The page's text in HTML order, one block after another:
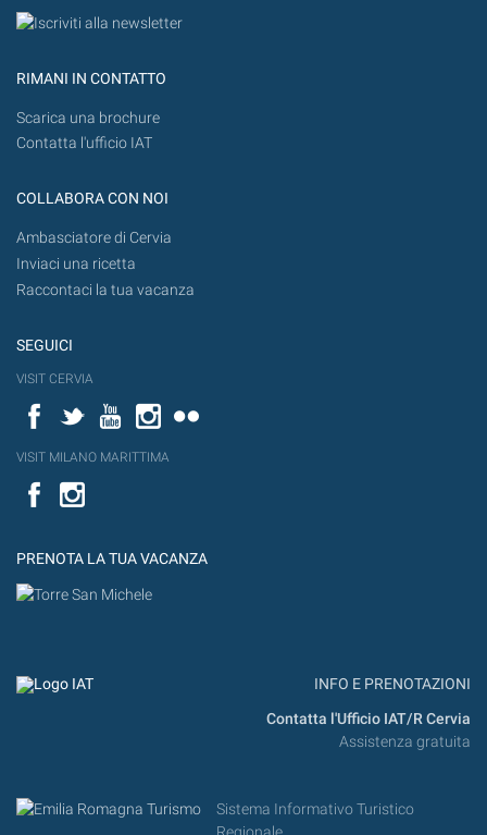
RIMANI IN CONTATTO
Scarica una brochure
Contatta l'ufficio IAT
COLLABORA CON NOI
Ambasciatore di Cervia
Inviaci una ricetta
Raccontaci la tua vacanza
SEGUICI
VISIT CERVIA
FacebookTwitterYouTubeInstagram
VISIT MILANO MARITTIMA
Facebook
PRENOTA LA TUA VACANZA
INFO E PRENOTAZIONI
Contatta l'Ufficio IAT/R Cervia
Assistenza gratuita
Sistema Informativo Turistico